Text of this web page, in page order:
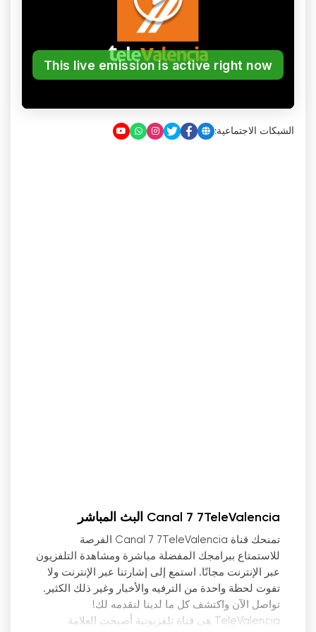
الشبكات الاجتماعية:
Canal 7 7TeleValencia البث المباشر
تمنحك قناة Canal 7 7TeleValencia الفرصة
للاستمتاع ببرامجك المفضلة مباشرة ومشاهدة التلفزيون
عبر الإنترنت مجانًا. استمع إلى إشارتنا عبر الإنترنت ولا
تفوت لحظة واحدة من الترفيه والأخبار وغير ذلك الكثير.
تواصل الآن واكتشف كل ما لدينا لنقدمه لك!
TeleValencia هي قناة تلفزيونية أصبحت العلامة